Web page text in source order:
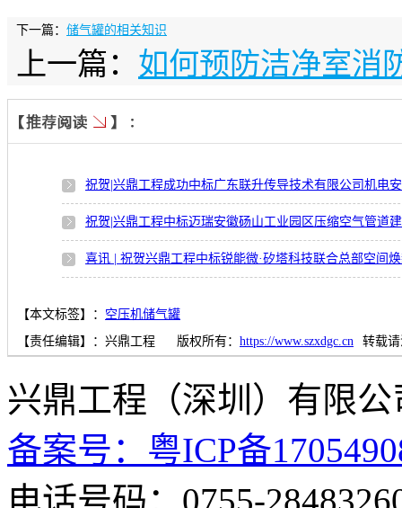
下一篇： 储气罐的相关知识
上一篇： 如何预防洁净室消
祝贺|兴鼎工程成功中标广东联升传导技术有限公司机电
祝贺|兴鼎工程中标迈瑞安徽砀山工业园区压缩空气管道
喜讯 | 祝贺兴鼎工程中标锐能微·矽塔科技联合总部空间
【本文标签】： 空压机储气罐
【责任编辑】： 兴鼎工程 版权所有： https://www.szxdgc.cn 转载
兴鼎工程（深圳
备案号：粤ICP备